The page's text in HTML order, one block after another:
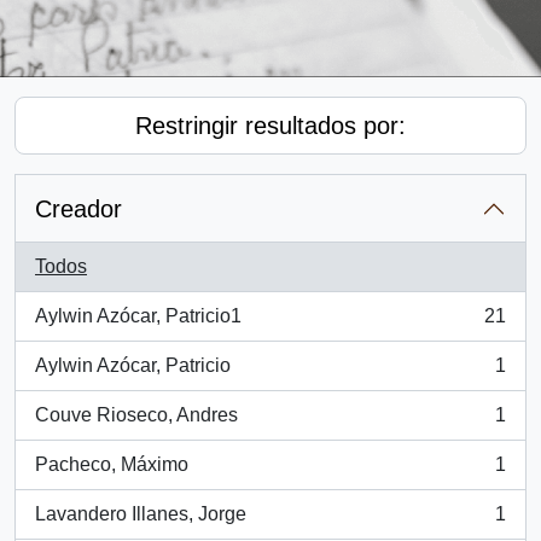
Restringir resultados por:
Creador
Todos
Aylwin Azócar, Patricio1
, 21 resultados
21
Aylwin Azócar, Patricio
, 1 resultados
1
Couve Rioseco, Andres
, 1 resultados
1
Pacheco, Máximo
, 1 resultados
1
Lavandero Illanes, Jorge
, 1 resultados
1